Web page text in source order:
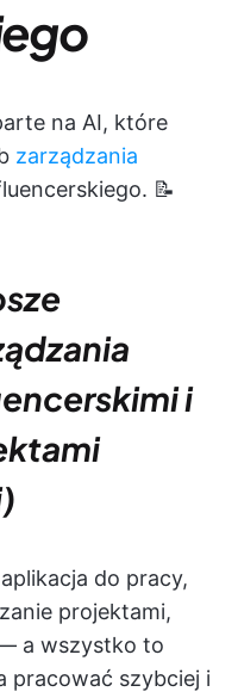
na AI, które
zarządzania
📝
i
do pracy,
projektami,
a wszystko to
pracować szybciej i